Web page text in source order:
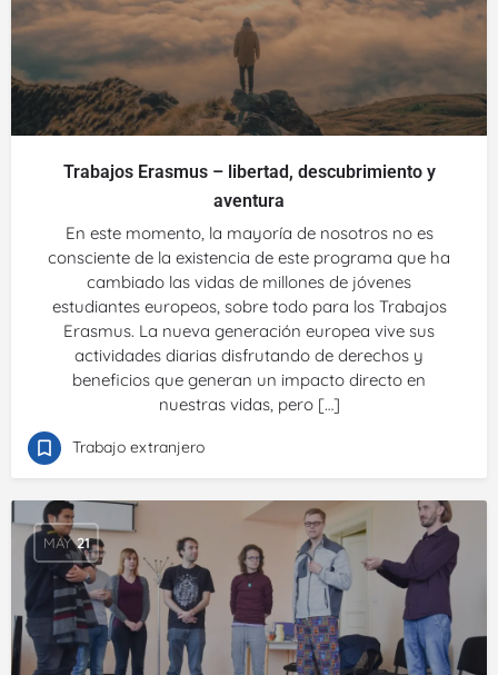
Trabajos Erasmus – libertad, descubrimiento y
aventura
En este momento, la mayoría de nosotros no es
consciente de la existencia de este programa que ha
cambiado las vidas de millones de jóvenes
estudiantes europeos, sobre todo para los Trabajos
Erasmus. La nueva generación europea vive sus
actividades diarias disfrutando de derechos y
beneficios que generan un impacto directo en
nuestras vidas, pero […]
Trabajo extranjero
MAY 21